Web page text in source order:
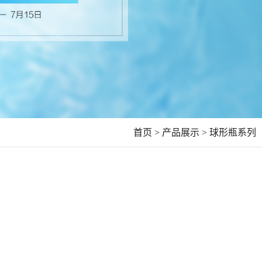
首页 > 产品展示 > 球形瓶系列